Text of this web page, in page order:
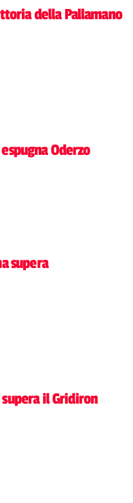
della Pallamano
Oderzo
supera
il Gridiron